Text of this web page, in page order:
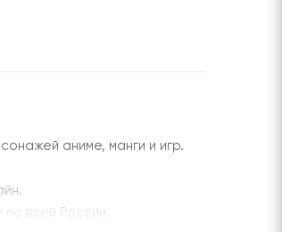
аниме, манги и игр.
всей России.